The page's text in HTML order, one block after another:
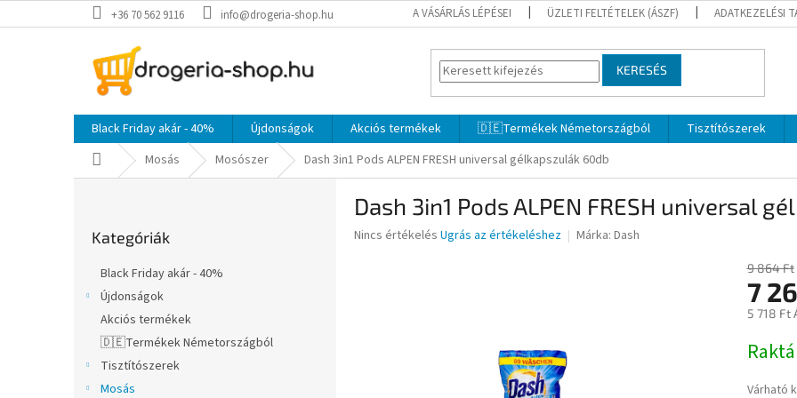
a
+36 70 562 9116 info@drogeria-shop.hu A VÁSÁRLÁS LÉPÉSEI ÜZLETI FELTÉTELEK (ÁSZF) ADATKEZELÉSI
KERESÉS
Black Friday akár - 40% Újdonságok Akciós termékek 🇩🇪Termékek Németországból Tisztítószerek
KezdőlapMosás Mosószer Dash 3in1 Pods ALPEN FRESH universal gélkapszulák 60db
átugrása
Kategóriák
Black Friday akár - 40%
Újdonságok
Akciós termékek
🇩🇪Termékek Németországból
Tisztítószerek
Mosás
Dash 3in1 Pods ALPEN FRESH universal
A
Nincs értékelés Ugrás az értékeléshez Márka: Dash
9 864 Ft
7
5 718 Ft
Várható